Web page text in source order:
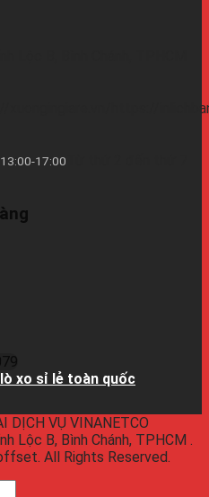
xuongingiare.vn/https://
17:00
xo sỉ lẻ toàn quốc
DỊCH VỤ VINANETCO
Lộc B, Bình Chánh, TPHCM .
All Rights Reserved.